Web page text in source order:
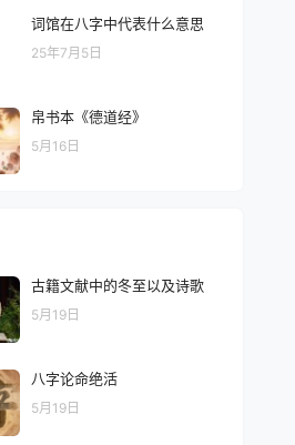
词馆在八字中代表什么意思
25年7月5日
帛书本《德道经》
5月16日
古籍文献中的冬至以及诗歌
5月19日
八字论命绝活
5月19日